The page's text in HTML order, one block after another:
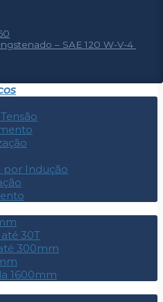
– SAE 120 W-V-4
Indução
30T
300mm
1600mm